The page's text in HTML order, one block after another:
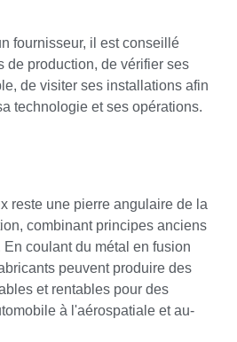
fournisseur, il est conseillé
de production, de vérifier ses
de visiter ses installations afin
technologie et ses opérations.
reste une pierre angulaire de la
combinant principes anciens
coulant du métal en fusion
peuvent produire des
et rentables pour des
à l'aérospatiale et au-